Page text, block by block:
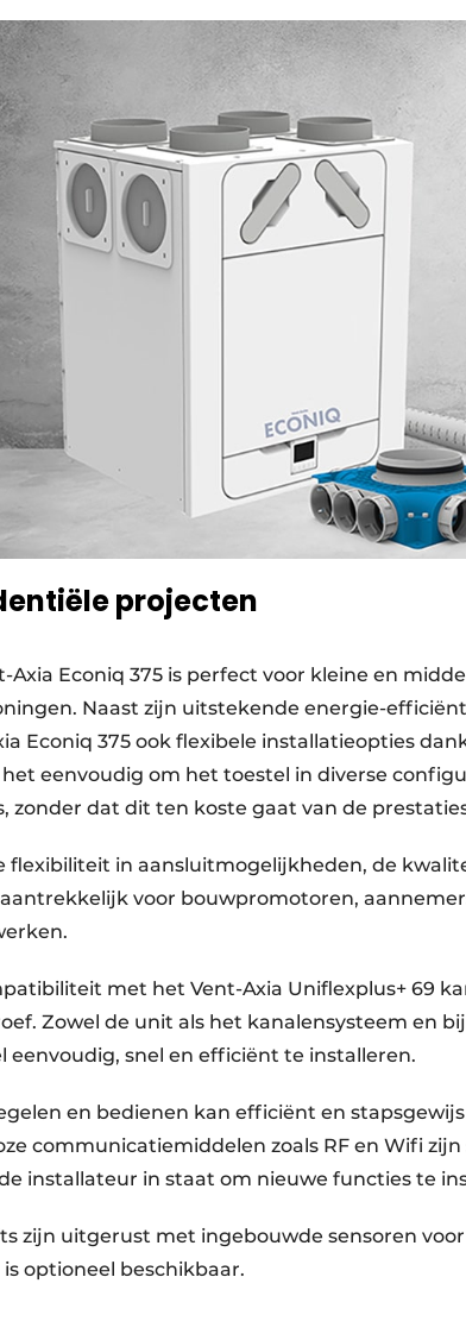
projecten
Axia Econiq 375 is perfect voor kleine en
Naast zijn uitstekende energie-
Econiq 375 ook flexibele installatieopties
eenvoudig om het toestel in diverse
zonder dat dit ten koste gaat van de
flexibiliteit in aansluitmogelijkheden, de
voor bouwpromotoren,
met het Vent-Axia Uniflexplus+ 69
Zowel de unit als het kanalensysteem en
eenvoudig, snel en efficiënt te installeren.
en bedienen kan efficiënt en
communicatiemiddelen zoals RF en Wifi
installateur in staat om nieuwe functies te
zijn uitgerust met ingebouwde sensoren
optioneel beschikbaar.